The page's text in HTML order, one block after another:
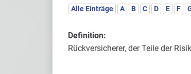
Alle Einträge A B C D E F
Definition:
Rückversicherer, der Teile der